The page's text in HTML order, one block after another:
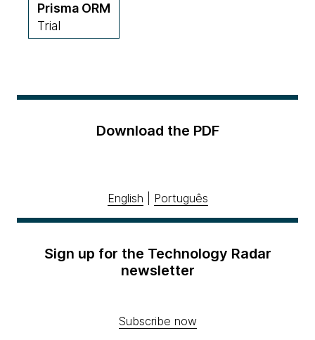
Prisma ORM
Trial
Download the PDF
English Português
Sign up for the Technology Radar
newsletter
Subscribe now